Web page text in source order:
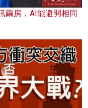
繭房，AI能避開相同